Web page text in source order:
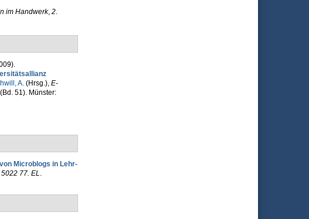
im Handwerk, 2.
A.(Hrsg.), E-
51). Münster:
Microblogs in Lehr-
77. EL.